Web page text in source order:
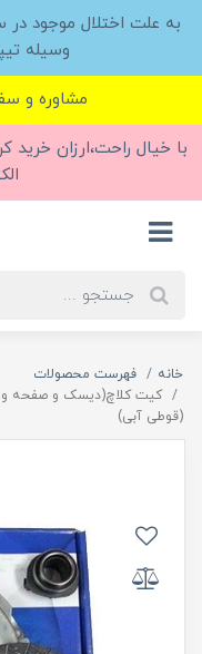
به علت اختلال موجود
وسیله
مشاوره و سفارش
با خیال راحت،ارزان
خانه
فهرست محصولات
(قوطی آبی)